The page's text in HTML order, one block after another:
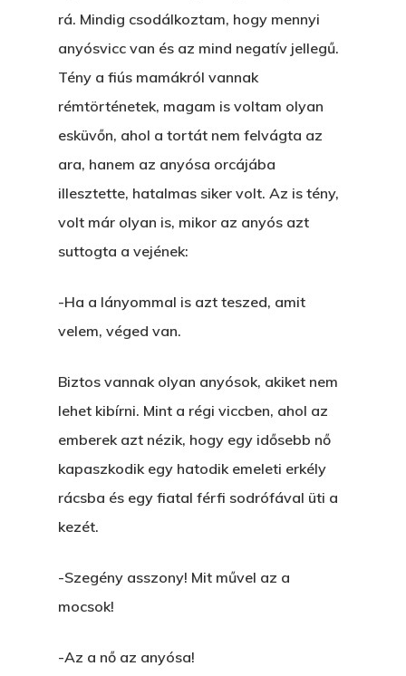
rá. Mindig csodálkoztam, hogy mennyi
anyósvicc van és az mind negatív jellegű.
Tény a fiús mamákról vannak
rémtörténetek, magam is voltam olyan
esküvőn, ahol a tortát nem felvágta az
ara, hanem az anyósa orcájába
illesztette, hatalmas siker volt. Az is tény,
volt már olyan is, mikor az anyós azt
suttogta a vejének:
-Ha a lányommal is azt teszed, amit
velem, véged van.
Biztos vannak olyan anyósok, akiket nem
lehet kibírni. Mint a régi viccben, ahol az
emberek azt nézik, hogy egy idősebb nő
kapaszkodik egy hatodik emeleti erkély
rácsba és egy fiatal férfi sodrófával üti a
kezét.
-Szegény asszony! Mit művel az a
mocsok!
-Az a nő az anyósa!
Egy Hitelt, Ödön?
ELMENT A VILLAMOS
GYERE VELEM
KÖNYVESBOLTBA,
A „BECSÜLETES”
Kartalherczeghy